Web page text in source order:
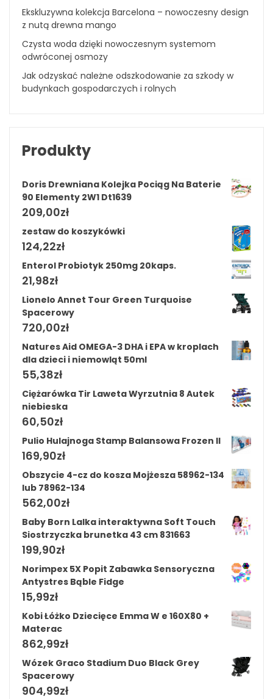
Ekskluzywna kolekcja Barcelona – nowoczesny design
z nutą drewna mango
Czysta woda dzięki nowoczesnym systemom
odwróconej osmozy
Jak odzyskać należne odszkodowanie za szkody w
budynkach gospodarczych i rolnych
Produkty
Doris Drewniana Kolejka Pociąg Na Baterie
90 Elementy 2W1 Dt1639
209,00zł
zestaw do koszykówki
124,22zł
Enterol Probiotyk 250mg 20kaps.
21,98zł
Lionelo Annet Tour Green Turquoise
Spacerowy
720,00zł
Natures Aid OMEGA-3 DHA i EPA w kroplach
dla dzieci i niemowląt 50ml
55,38zł
Ciężarówka Tir Laweta Wyrzutnia 8 Autek
niebieska
60,50zł
Pulio Hulajnoga Stamp Balansowa Frozen II
169,90zł
Obszycie 4-cz do kosza Mojżesza 58962-134
lub 78962-134
562,00zł
Baby Born Lalka interaktywna Soft Touch
Siostrzyczka brunetka 43 cm 831663
199,90zł
Norimpex 5X Popit Zabawka Sensoryczna
Antystres Bąble Fidge
15,99zł
Kobi Łóżko Dziecięce Emma W e 160X80 +
Materac
862,99zł
Wózek Graco Stadium Duo Black Grey
Spacerowy
904,99zł